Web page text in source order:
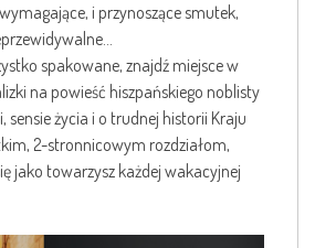
i przynoszące smutek,
spakowane, znajdź miejsce w
na powieść hiszpańskiego noblisty
sensie życia i o trudnej historii Kraju
2-stronnicowym rozdziałom,
jako towarzysz każdej wakacyjnej